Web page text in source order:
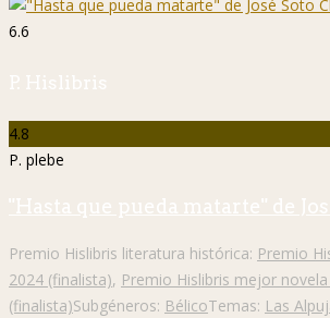
6.6
P. Hislibris
4.8
P. plebe
"Hasta que pueda matarte" de
Premio Hislibris literatura histórica: Premio
2024 (finalista), Premio Hislibris mejor
(finalista)Subgéneros: BélicoTemas: Las